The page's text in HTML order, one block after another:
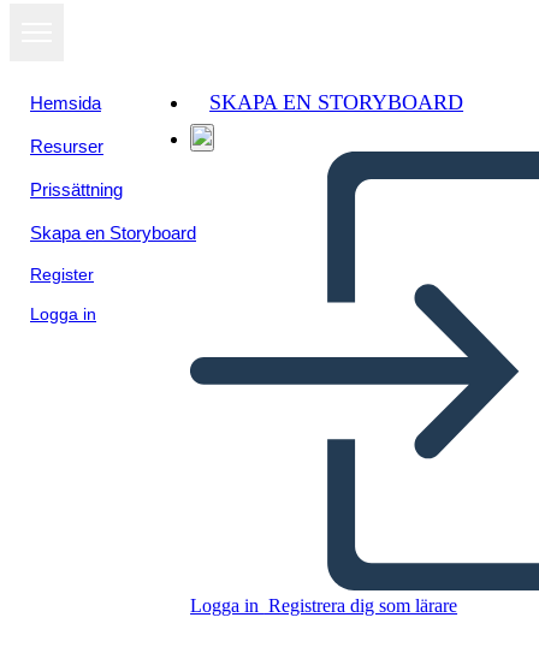
Hemsida
Resurser
Prissättning
Skapa en Storyboard
Register
Logga in
SKAPA EN STORYBOARD
Logga in Registrera dig som lärare
Flyer 1